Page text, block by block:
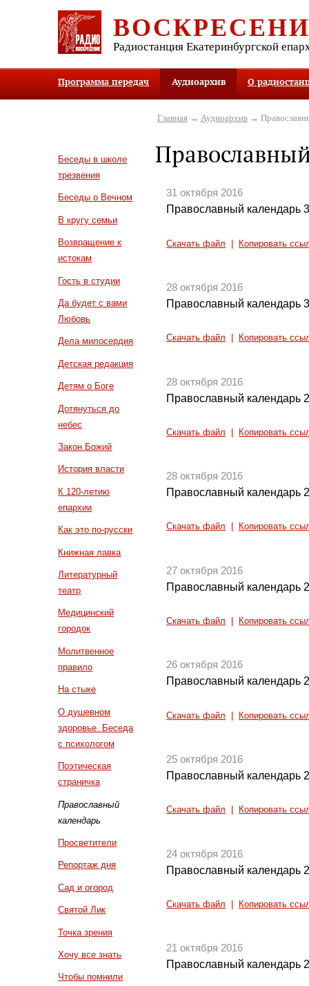
Радиостанция Екатеринбургской
Программа передач Аудиоархив О
Беседы в школе
трезвения
Беседы о Вечном
В кругу семьи
Возвращение к
истокам
Гость в студии
Да будет с вами
Любовь
Дела милосердия
Детская редакция
Детям о Боге
Дотянуться до
небес
Закон Божий
История власти
К 120-летию
епархии
Как это по-русски
Книжная лавка
Литературный
театр
Медицинский
городок
Молитвенное
правило
На стыке
О душевном
здоровье. Беседа
с психологом
Поэтическая
страничка
Православный
календарь
Просветители
Репортаж дня
Сад и огород
Святой Лик
Точка зрения
Хочу все знать
Чтобы помнили
Главная→ Аудиоархив→
31 октября 2016
Православный календарь
Скачать файл Копировать
28 октября 2016
Православный календарь
Скачать файл Копировать
28 октября 2016
Православный календарь
Скачать файл Копировать
28 октября 2016
Православный календарь
Скачать файл Копировать
27 октября 2016
Православный календарь
Скачать файл Копировать
26 октября 2016
Православный календарь
Скачать файл Копировать
25 октября 2016
Православный календарь
Скачать файл Копировать
24 октября 2016
Православный календарь
Скачать файл Копировать
21 октября 2016
Православный календарь